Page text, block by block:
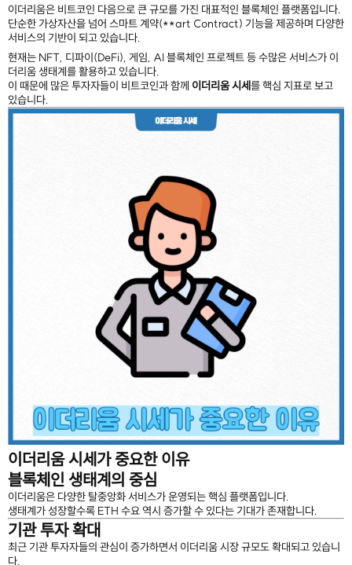
이더리움은 비트코인 다음으로 큰 규모를 가진 대표적인 블록체인 플랫폼입니다.
단순한 가상자산을 넘어 스마트 계약(**art Contract) 기능을 제공하며 다양한
서비스의 기반이 되고 있습니다.
현재는 NFT, 디파이(DeFi), 게임, AI 블록체인 프로젝트 등 수많은 서비스가 이
더리움 생태계를 활용하고 있습니다.
이 때문에 많은 투자자들이 비트코인과 함께 이더리움 시세를 핵심 지표로 보고
있습니다.
이더리움 시세가 중요한 이유
블록체인 생태계의 중심
이더리움은 다양한 탈중앙화 서비스가 운영되는 핵심 플랫폼입니다.
생태계가 성장할수록 ETH 수요 역시 증가할 수 있다는 기대가 존재합니다.
기관 투자 확대
최근 기관 투자자들의 관심이 증가하면서 이더리움 시장 규모도 확대되고 있습니
다.